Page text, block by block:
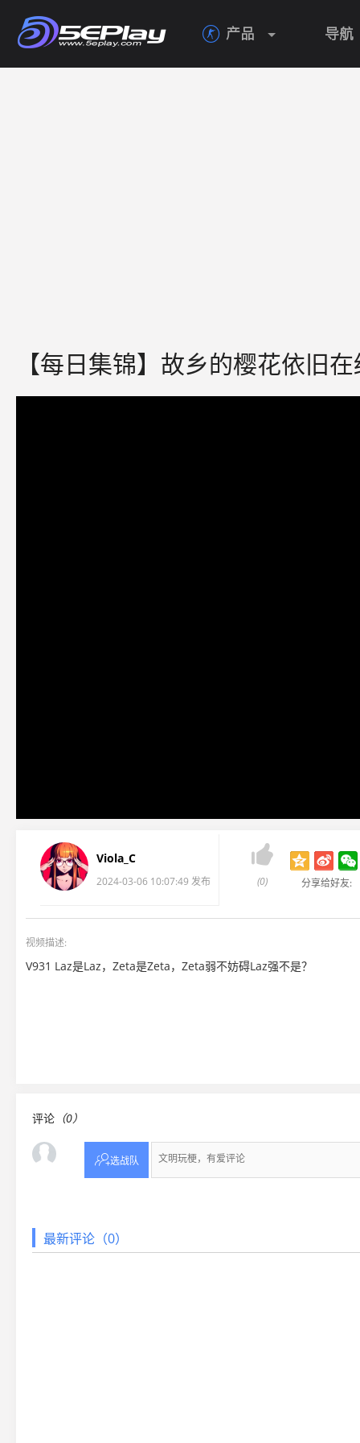
 产品 导航
【每日集锦】故乡的樱花依旧
Viola_C
2024-03-06 10:07:49 发布

(0) 分享给好友:
视频描述:
V931 Laz是Laz，Zeta是Zeta，Zeta弱不妨碍Laz强不是？
评论 （0）
选战队
最新评论（0）